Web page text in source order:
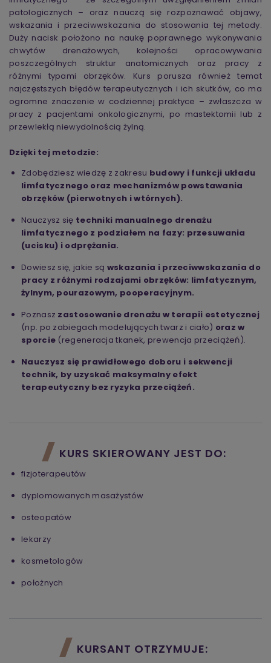
patologicznych – oraz nauczą się rozpoznawać objawy,
wskazania i przeciwwskazania do stosowania tej metody.
Duży nacisk położono na naukę poprawnego wykonywania
chwytów drenażowych, kolejności opracowywania
poszczególnych struktur anatomicznych oraz pracy z
różnymi typami obrzęków. Kurs porusza również temat
najczęstszych błędów terapeutycznych i ich skutków, co ma
ogromne znaczenie w codziennej praktyce – zwłaszcza w
pracy z pacjentami onkologicznymi, po mastektomii lub z
przewlekłą niewydolnością żylną.
Dzięki tej metodzie:
Zdobędziesz wiedzę z zakresu budowy i funkcji układu
limfatycznego oraz mechanizmów powstawania
obrzęków (pierwotnych i wtórnych).
Nauczysz się techniki manualnego drenażu
limfatycznego z podziałem na fazy: przesuwania
(ucisku) i odprężania.
Dowiesz się, jakie są wskazania i przeciwwskazania do
pracy z różnymi rodzajami obrzęków: limfatycznym,
żylnym, pourazowym, pooperacyjnym.
Poznasz zastosowanie drenażu w terapii estetycznej
(np. po zabiegach modelujących twarz i ciało) oraz w
sporcie (regeneracja tkanek, prewencja przeciążeń).
Nauczysz się prawidłowego doboru i sekwencji
technik, by uzyskać maksymalny efekt
terapeutyczny bez ryzyka przeciążeń.
KURS SKIEROWANY JEST DO:
fizjoterapeutów
dyplomowanych masażystów
osteopatów
lekarzy
kosmetologów
położnych
KURSANT OTRZYMUJE: